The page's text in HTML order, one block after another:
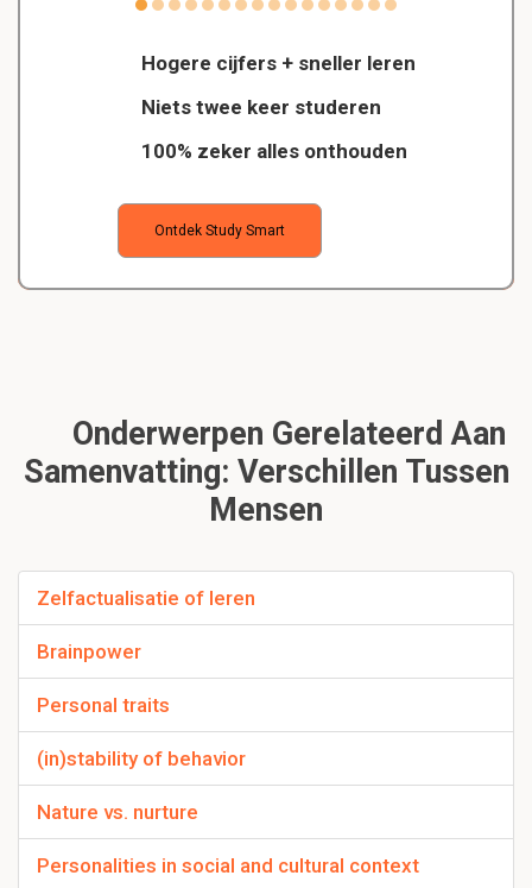
Hogere cijfers + sneller leren
Niets twee keer studeren
100% zeker alles onthouden
Ontdek Study Smart
Onderwerpen Gerelateerd Aan
Samenvatting: Verschillen Tussen
Mensen
Zelfactualisatie of leren
Brainpower
Personal traits
(in)stability of behavior
Nature vs. nurture
Personalities in social and cultural context